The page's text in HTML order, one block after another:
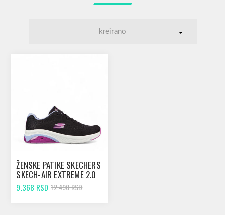
ŽENSKE PATIKE SKECHERS
SKECH-AIR EXTREME 2.0
CLASSIC BLACK
MESH/LAVENDER&PINK
9.368 RSD 12.490 RSD